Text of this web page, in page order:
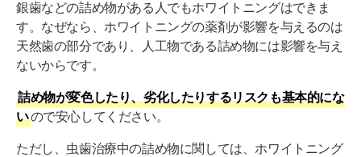
詰め物があっても白い歯を手に入れる方法はある！
まずは相談してみよう
銀歯などの詰め物がある人でもホワイトニングはできま
す。なぜなら、ホワイトニングの薬剤が影響を与えるのは
天然歯の部分であり、人工物である詰め物には影響を与え
ないからです。
詰め物が変色したり、劣化したりするリスクも基本的にな
いので安心してください。
ただし、虫歯治療中の詰め物に関しては、ホワイトニング